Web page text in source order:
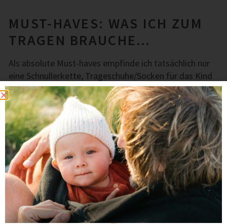
MUST-HAVES: WAS ICH ZUM
TRAGEN BRAUCHE…
Als absolute Must-haves empfinde ich tatsächlich nur
eine Schnullerkette, Trageschuhe/Socken für das Kind
und vor allem Kleidung und Trage die einem selbst
gefallen. Ich trage meine Viva la Mama Jacke immer
noch täglich und weine meinen Babytragen hinterher,
weil meine Kleine inzwischen nur noch selbst läuft.